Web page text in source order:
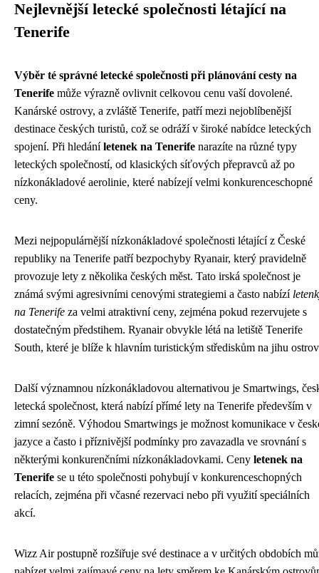
Nejlevnější letecké společnosti létající na
Tenerife
Výběr té správné letecké společnosti při plánování cesty na
Tenerife může výrazně ovlivnit celkovou cenu vaší dovolené.
Kanárské ostrovy, a zvláště Tenerife, patří mezi nejoblíbenější
destinace českých turistů, což se odráží v široké nabídce leteckých
spojení. Při hledáníletenek na Tenerife narazíte na různé typy
leteckých společností, od klasických síťových přepravců až po
nízkonákladové aerolinie, které nabízejí velmi konkurenceschopné
ceny.
Mezi nejpopulárnější nízkonákladové společnosti létající z České
republiky na Tenerife patří bezpochyby Ryanair, který pravidelně
provozuje lety z několika českých měst. Tato irská společnost je
známá svými agresivními cenovými strategiemi a často nabízí
na Tenerife za velmi atraktivní ceny, zejména pokud rezervujete s
dostatečným předstihem. Ryanair obvykle létá na letiště Tenerife
South, které je blíže k hlavním turistickým střediskům na jihu
Další významnou nízkonákladovou alternativou je Smartwings,
letecká společnost, která nabízí přímé lety na Tenerife především v
zimní sezóně. Výhodou Smartwings je možnost komunikace v
jazyce a často i příznivější podmínky pro zavazadla ve srovnání s
některými konkurenčními nízkonákladovkami. Ceny letenek na
Tenerife se u této společnosti pohybují v konkurenceschopných
relacích, zejména při včasné rezervaci nebo při využití speciálních
akcí.
Wizz Air postupně rozšiřuje své destinace a v určitých obdobích